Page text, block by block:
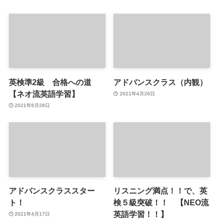
英検準2級 合格への道
【ネオ流英語学習】
2021年6月28日
アドバンスクラス（内観）
2021年4月26日
アドバンスクラススター
ト！
2021年4月17日
リスニング満点！！で、英
検５級突破！！ 【NEO流
英語学習！！】